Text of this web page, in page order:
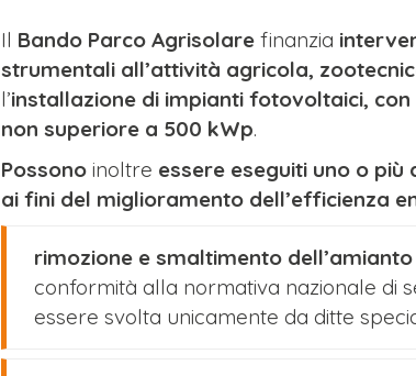
Il Bando Parco Agrisolare finanzia
strumentali all’attività agricola,
l’installazione di impianti fotovoltaici,
non superiore a 500 kWp.
Possono inoltre essere eseguiti uno o
ai fini del miglioramento dell’efficienza
rimozione e smaltimento dell’amianto
conformità alla normativa nazionale di
essere svolta unicamente da ditte